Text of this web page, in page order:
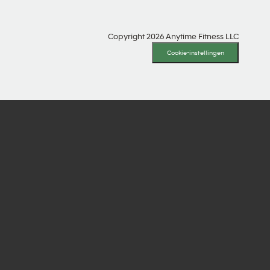
Copyright 2026 Anytime Fitness LLC
Cookie-instellingen